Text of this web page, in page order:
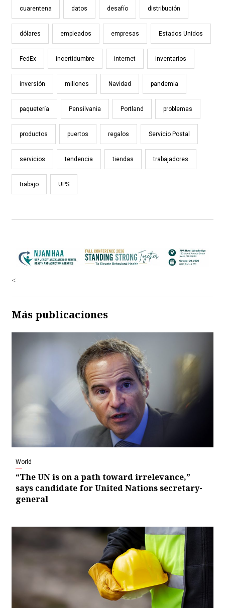
cuarentena datos desafío distribución
dólares empleados empresas Estados Unidos
FedEx incertidumbre internet inventarios
inversión millones Navidad pandemia
paquetería Pensilvania Portland problemas
productos puertos regalos Servicio Postal
servicios tendencia tiendas trabajadores
trabajo UPS
<
Más publicaciones
World
“The UN is on a path toward irrelevance,”
says candidate for United Nations secretary-
general